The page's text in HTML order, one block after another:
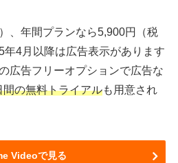
、年間プランなら5,900円（税
4月以降は広告表示があります
広告フリーオプションで広告な
間の無料トライアルも用意され
Videoで見る